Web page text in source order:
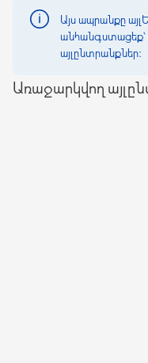
Այս ապրանքը
անհանգստացեք՝
այլընտրանքներ։
Առաջարկվող